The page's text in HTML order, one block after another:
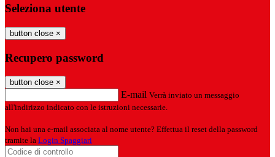
Seleziona utente
button close ×
Recupero password
button close ×
E-mail Verrà inviato un messaggio
all'indirizzo indicato con le istruzioni necessarie.
Non hai una e-mail associata al nome utente? Effettua il reset della password
tramite la Login Spaggiari